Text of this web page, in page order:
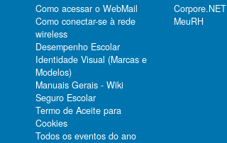
Como acessar o WebMail
Como conectar-se à rede
wireless
Desempenho Escolar
Identidade Visual (Marcas e
Modelos)
Manuais Gerais - Wiki
Seguro Escolar
Termo de Aceite para
Cookies
Todos os eventos do ano
Corpore.NET
MeuRH